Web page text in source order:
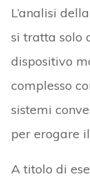
L’analisi
si tratta solo
dispositivo
complesso
sistemi
per erogare
A titolo di